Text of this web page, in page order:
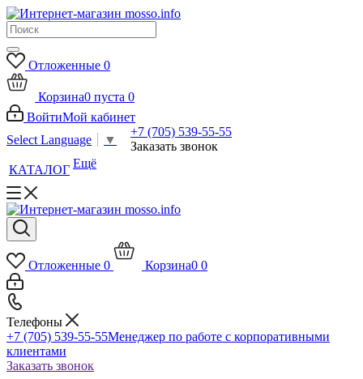
Отложенные 0
Корзина0 пуста 0
ВойтиМой кабинет
Select Language
▼
+7 (705) 539-55-55
Заказать звонок
КАТАЛОГ Ещё
Отложенные 0 Корзина0 0
Телефоны
+7 (705) 539-55-55Менеджер по работе с корпоративными
клиентами
Заказать звонок